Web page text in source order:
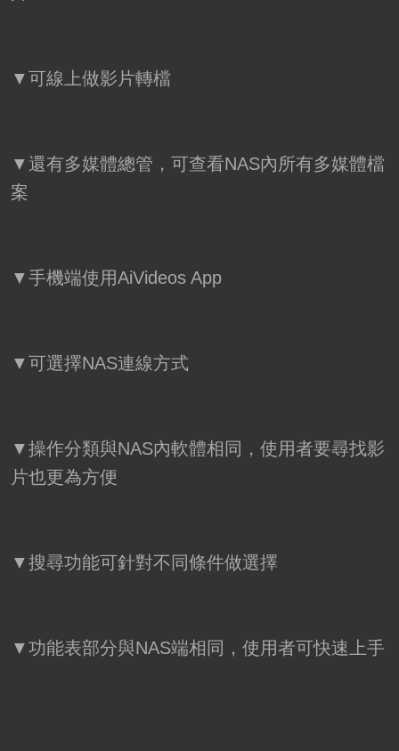
▼可線上做影片轉檔
▼還有多媒體總管，可查看NAS內所有多媒體檔
案
▼手機端使用AiVideos App
▼可選擇NAS連線方式
▼操作分類與NAS內軟體相同，使用者要尋找影
片也更為方便
▼搜尋功能可針對不同條件做選擇
▼功能表部分與NAS端相同，使用者可快速上手